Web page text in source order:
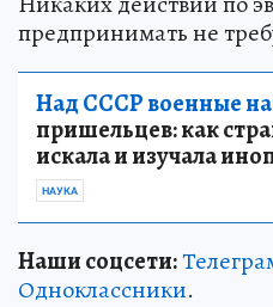
предпринимать не
Над СССР военные
пришельцев: как
искала и изучала
НАУКА
Наши соцсети:
Одноклассники.